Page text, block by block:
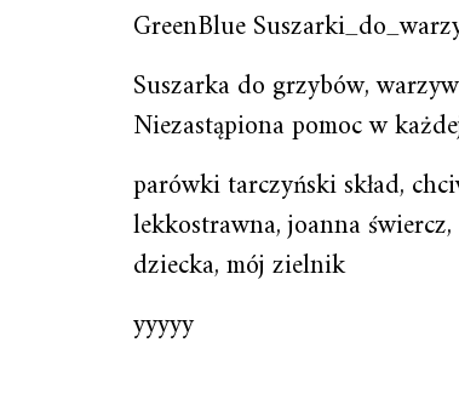
GreenBlue
Suszarka do grzybów,
Niezastąpiona pomoc w
parówki tarczyński skład,
lekkostrawna, joanna
dziecka, mój zielnik
yyyyy